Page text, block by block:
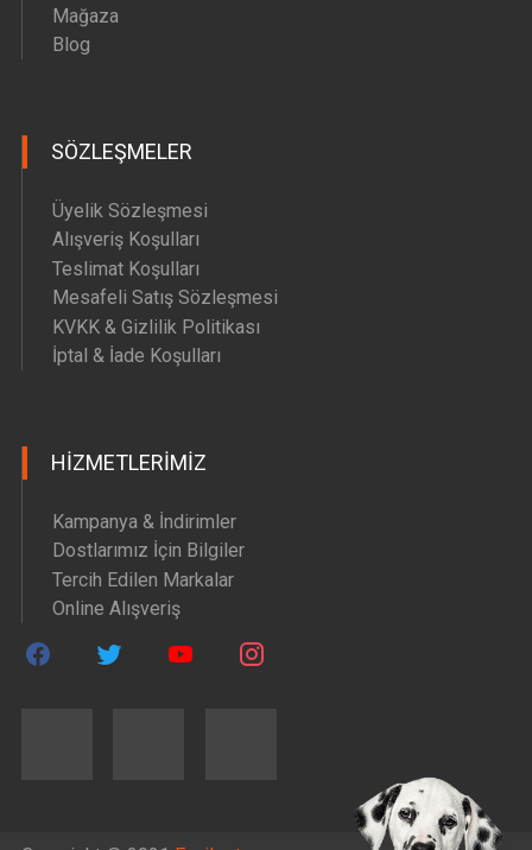
Mağaza
Blog
SÖZLEŞMELER
Üyelik Sözleşmesi
Alışveriş Koşulları
Teslimat Koşulları
Mesafeli Satış Sözleşmesi
KVKK & Gizlilik Politikası
İptal & İade Koşulları
HIZMETLERIMIZ
Kampanya & İndirimler
Dostlarımız İçin Bilgiler
Tercih Edilen Markalar
Online Alışveriş